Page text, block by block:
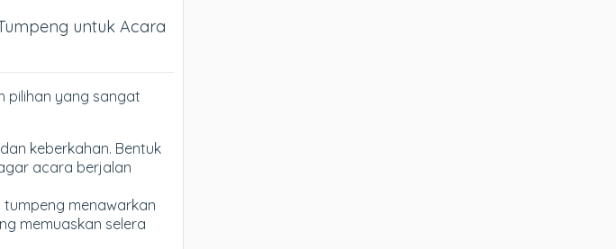
untuk Acara
pilihan yang sangat
keberkahan. Bentuk
acara berjalan
tumpeng menawarkan
memuaskan selera